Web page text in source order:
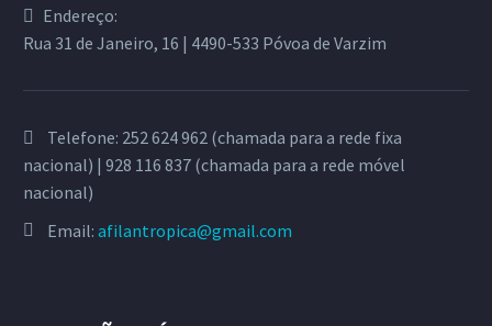
Endereço:
Rua 31 de Janeiro, 16 | 4490-533 Póvoa de Varzim
Telefone: 252 624 962 (chamada para a rede fixa
nacional) | 928 116 837 (chamada para a rede móvel
nacional)
Email: afilantropica@gmail.com